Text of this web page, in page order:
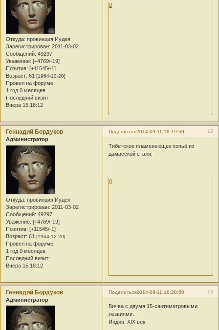
Откуда: провинция Иудея
Зарегистрирован: 2011-03-02
Сообщений: 49297
Уважение: [+4769/-19]
Позитив: [+11545/-1]
Возраст: 61 [1964-12-20]
Провел на форуме:
1 год 0 месяцев
Последний визит:
Вчера 15:18:12
0
Поделиться 12
2014-09-11 18:19:59
Геннадий Бордуков
Администратор
Откуда: провинция Иудея
Зарегистрирован: 2011-03-02
Сообщений: 49297
Уважение: [+4769/-19]
Позитив: [+11545/-1]
Возраст: 61 [1964-12-20]
Провел на форуме:
1 год 0 месяцев
Последний визит:
Вчера 15:18:12
Тибетское пламенеющее копьё из
дамасской стали.
0
Поделиться 13
2014-09-11 18:20:50
Геннадий Бордуков
Администратор
Бичва с двумя 15-сантиметровыми
лезвиями.
Индия. XIX век.